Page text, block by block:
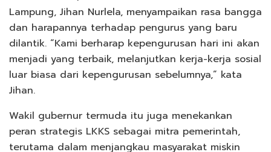
Lampung, Jihan Nurlela, menyampaikan rasa bangga
dan harapannya terhadap pengurus yang baru
dilantik. “Kami berharap kepengurusan hari ini akan
menjadi yang terbaik, melanjutkan kerja-kerja sosial
luar biasa dari kepengurusan sebelumnya,” kata
Jihan.
Wakil gubernur termuda itu juga menekankan
peran strategis LKKS sebagai mitra pemerintah,
terutama dalam menjangkau masyarakat miskin